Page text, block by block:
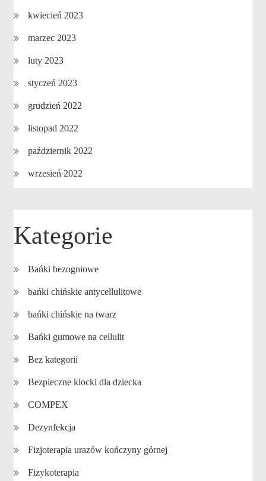
kwiecień 2023
marzec 2023
luty 2023
styczeń 2023
grudzień 2022
listopad 2022
październik 2022
wrzesień 2022
Kategorie
Bańki bezogniowe
bańki chińskie antycellulitowe
bańki chińskie na twarz
Bańki gumowe na cellulit
Bez kategorii
Bezpieczne klocki dla dziecka
COMPEX
Dezynfekcja
Fizjoterapia urazów kończyny górnej
Fizykoterapia